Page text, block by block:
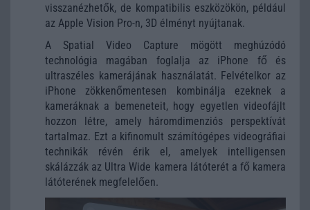
visszanézhetők, de kompatibilis eszközökön, például
az Apple Vision Pro-n, 3D élményt nyújtanak.
A Spatial Video Capture mögött meghúzódó
technológia magában foglalja az ‌iPhone‌ fő és
ultraszéles kamerájának használatát. Felvételkor az
‌iPhone‌ zökkenőmentesen kombinálja ezeknek a
kameráknak a bemeneteit, hogy egyetlen videofájlt
hozzon létre, amely háromdimenziós perspektívát
tartalmaz. Ezt a kifinomult számítógépes videográfiai
technikák révén érik el, amelyek intelligensen
skálázzák az Ultra Wide kamera látóterét a fő kamera
látóterének megfelelően.